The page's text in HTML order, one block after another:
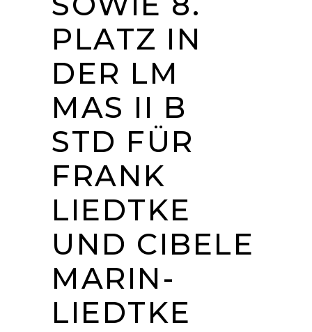
PLATZ IN
DER LM
MAS II B
STD FÜR
FRANK
LIEDTKE
UND CIBELE
MARIN-
LIEDTKE